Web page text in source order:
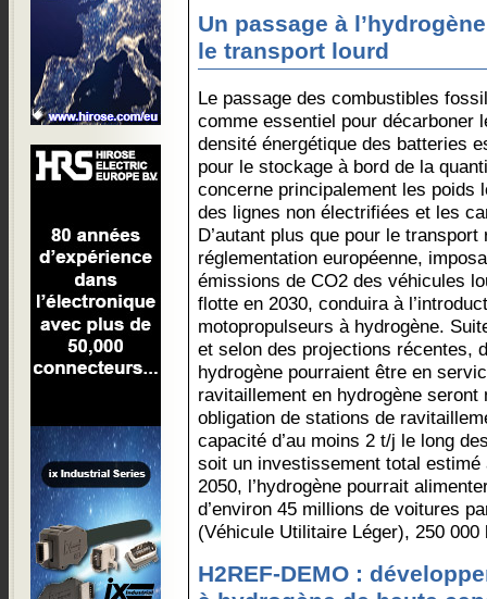
Un passage à
le transport lourd
Le passage des combustibles
comme essentiel pour décarboner
densité énergétique des batteries
pour le stockage à bord de la
concerne principalement les
des lignes non électrifiées et les
D’autant plus que pour le
réglementation européenne,
émissions de CO2 des véhicules
flotte en 2030, conduira à
motopropulseurs à hydrogène.
et selon des projections récentes,
hydrogène pourraient être en
ravitaillement en hydrogène
obligation de stations de
capacité d’au moins 2 t/j le long
soit un investissement total estimé
2050, l’hydrogène pourrait
d’environ 45 millions de voitures
(Véhicule Utilitaire Léger), 250
H2REF-DEMO :